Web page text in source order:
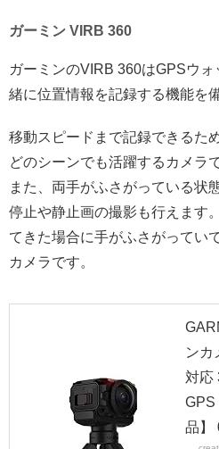
ガーミン VIRB 360
ガーミンのVIRB 360はGPSウ
緒に位置情報を記録する機能を
移動スピードまで記録できるた
どのシーンでも活躍するカメラで
また、両手がふさがっている状
停止や静止画の撮影も行えます
てきた場合に手がふさがってい
カメラです。
ンカ
対応
GPS
品】